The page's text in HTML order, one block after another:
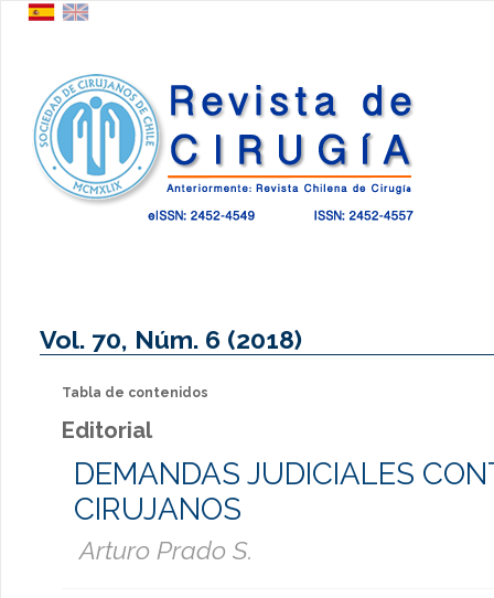
Vol. 70, Núm. 6 (2018)
Tabla de contenidos
Editorial
DEMANDAS JUDICIALES
CIRUJANOS
Arturo Prado S.